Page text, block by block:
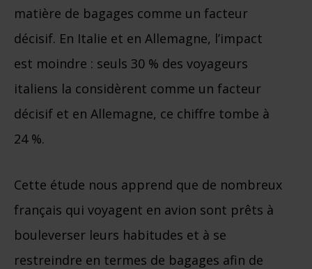
matière de bagages comme un facteur
décisif. En Italie et en Allemagne, l’impact
est moindre : seuls 30 % des voyageurs
italiens la considèrent comme un facteur
décisif et en Allemagne, ce chiffre tombe à
24 %.
Cette étude nous apprend que de nombreux
français qui voyagent en avion sont prêts à
bouleverser leurs habitudes et à se
restreindre en termes de bagages afin de